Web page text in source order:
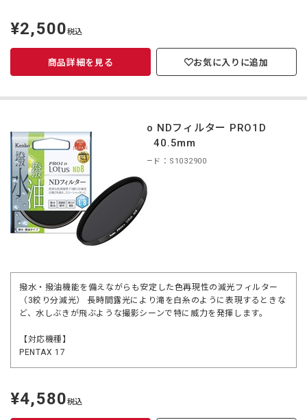
定
価
¥2,500税込
商品詳細を見る お気に入りに追加
Kenko NDフィルター PRO1D
ND8 40.5mm
商品コード：S1032900
撥水・撥油機能を備えながらも安定した色再現性の減光フィルター
（3絞り分減光） 長時間露光により滝を白糸のように表現するときな
ど、水しぶきが飛ぶような撮影シーンで特に威力を発揮します。
【対応機種】
PENTAX 17
定
価
¥4,580税込